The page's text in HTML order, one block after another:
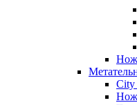
City